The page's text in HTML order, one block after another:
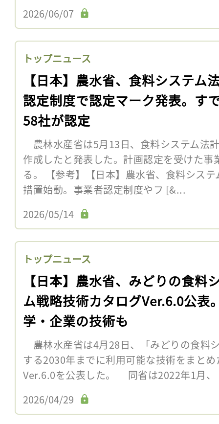
2026/06/07
トップニュース
【日本】農水省、食料システム
認定制度で認定マーク発表。す
58社が認定
農林水産省は5月13日、食料システム法
作成したと発表した。計画認定を受けた事
る。 【参考】【日本】農水省、食料シス
措置始動。事業者認定制度やフ [&...
2026/05/14
トップニュース
【日本】農水省、みどりの食料
ム戦略技術カタログVer.6.0公表
学・企業の技術も
農林水産省は4月28日、「みどりの食料
する2030年までに利用可能な技術をまと
Ver.6.0を公表した。 同省は2022年1月、
2026/04/29